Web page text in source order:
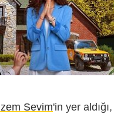
Sevim'in yer aldığı,